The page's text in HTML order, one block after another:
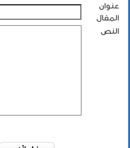
عنوان
المقال
النص